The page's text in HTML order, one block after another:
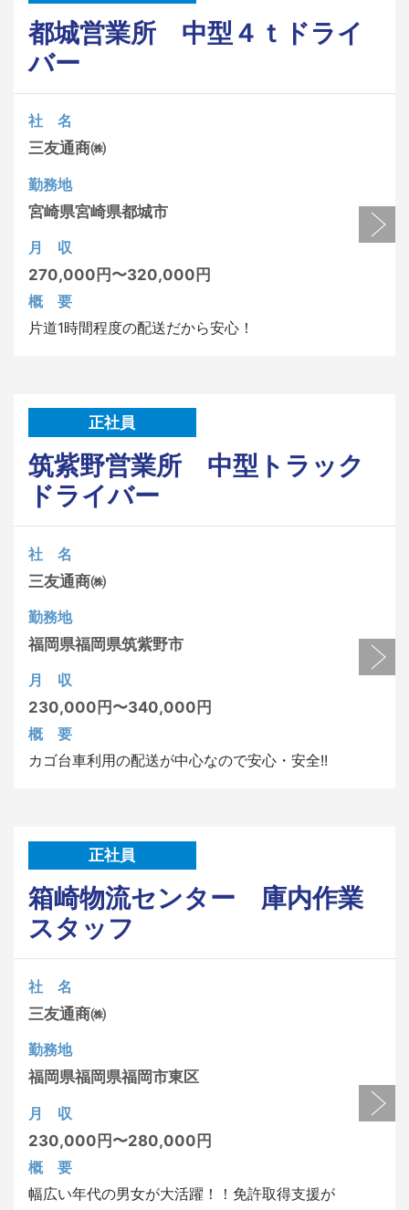
都城営業所 中型４ｔドライ
バー
社 名
三友通商㈱
勤務地
宮崎県宮崎県都城市
月 収
270,000円〜320,000円
概 要
片道1時間程度の配送だから安心！
正社員
筑紫野営業所 中型トラック
ドライバー
社 名
三友通商㈱
勤務地
福岡県福岡県筑紫野市
月 収
230,000円〜340,000円
概 要
カゴ台車利用の配送が中心なので安心・安全!!
正社員
箱崎物流センター 庫内作業
スタッフ
社 名
三友通商㈱
勤務地
福岡県福岡県福岡市東区
月 収
230,000円〜280,000円
概 要
幅広い年代の男女が大活躍！！免許取得支援が